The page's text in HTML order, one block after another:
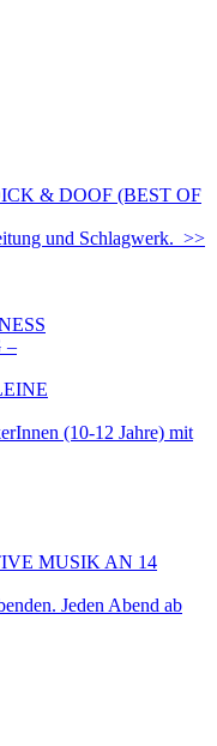
& DOOF (BEST OF
und Schlagwerk. >>
–
(10-12 Jahre) mit
MUSIK AN 14
Jeden Abend ab